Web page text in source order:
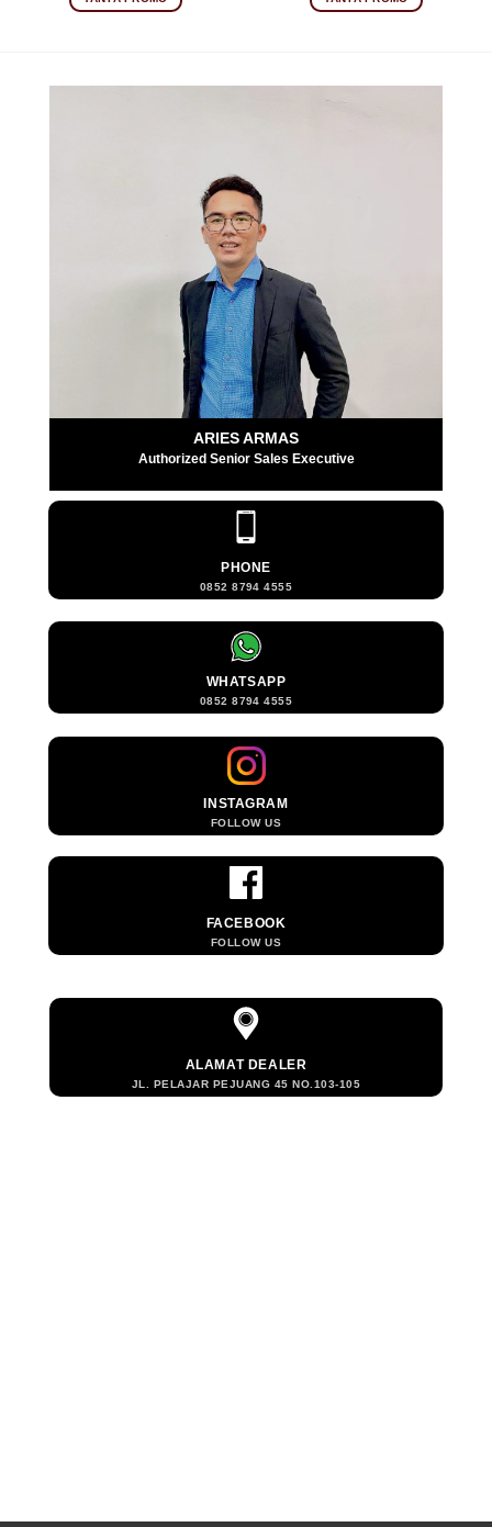
ARIES ARMAS
Authorized Senior Sales Executive
PHONE
0852 8794 4555
WHATSAPP
0852 8794 4555
INSTAGRAM
FOLLOW US
FACEBOOK
FOLLOW US
ALAMAT DEALER
JL. PELAJAR PEJUANG 45 NO.103-105